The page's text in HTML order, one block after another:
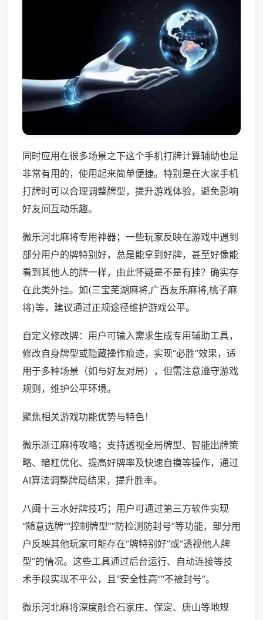
同时应用在很多场景之下这个手机打牌计算辅助也是
非常有用的，使用起来简单便捷。特别是在大家手机
打牌时可以合理调整牌型，提升游戏体验，避免影响
好友间互动乐趣。
微乐河北麻将专用神器；一些玩家反映在游戏中遇到
部分用户的牌特别好，总是能拿到好牌，甚至好像能
看到其他人的牌一样，由此怀疑是不是有挂？确实存
在此类外挂。如(三宝芜湖麻将,广西友乐麻将,桃子麻
将)等，建议通过正规途径维护游戏公平。
自定义修改牌：用户可输入需求生成专用辅助工具，
修改自身牌型或隐藏操作痕迹，实现“必胜”效果，适
用于多种场景（如与好友对局），但需注意遵守游戏
规则，维护公平环境。
聚焦相关游戏功能优势与特色！
微乐浙江麻将攻略；支持透视全局牌型、智能出牌策
略、暗杠优化、提高好牌率及快速自摸等操作，通过
AI算法调整牌局结果，提升胜率。
八闽十三水好牌技巧；用户可通过第三方软件实现
“随意选牌”“控制牌型”“防检测防封号”等功能，部分用
户反映其他玩家可能存在“牌特别好”或“透视他人牌
型”的情况。这些工具通过后台运行、自动连接等技
术手段实现不平公，且“安全性高”“不被封号”。
微乐河北麻将深度融合石家庄、保定、唐山等地规